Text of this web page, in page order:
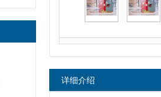
详细介绍